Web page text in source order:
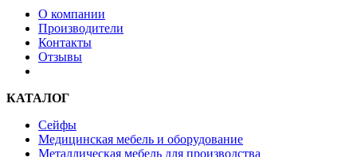
О компании
Производители
Контакты
Отзывы
КАТАЛОГ
Сейфы
Медицинская мебель и оборудование
Металлическая мебель для производства